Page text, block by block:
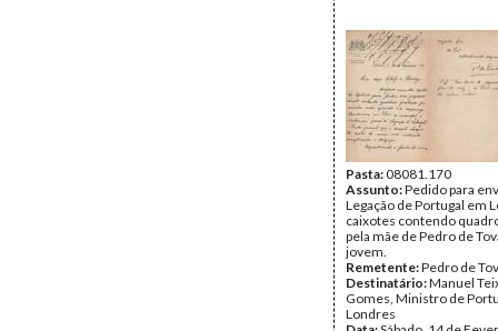
Pasta:08081.170
Assunto:Pedido para
Legação de Portugal em
caixotes contendo
pela mãe de Pedro de
jovem.
Remetente:Pedro de
Destinatário:Manuel
Gomes, Ministro de
Londres